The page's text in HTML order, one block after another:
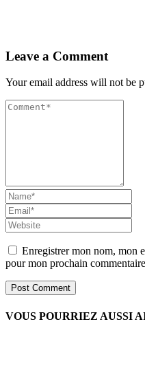
Leave a Comment
Your email address will not be
Enregistrer mon nom, mon
pour mon prochain
VOUS POURRIEZ AUSSI